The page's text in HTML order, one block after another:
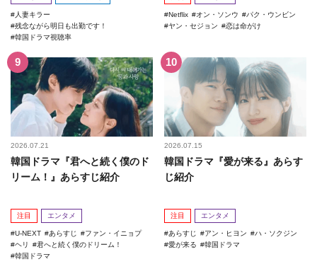
人妻キラー
残念ながら明日も出勤です！
韓国ドラマ視聴率
Netflix オン・ソンウ
パク・ウンビン
ヤン・セジョン
恋は命がけ
2026.07.21
韓国ドラマ『君へと続く僕のド
リーム！』あらすじ紹介
注目 エンタメ
U-NEXT あらすじ
ファン・イニョプ
ヘリ
君へと続く僕のドリーム！
韓国ドラマ
2026.07.15
韓国ドラマ『愛が来る』あらす
じ紹介
注目 エンタメ
あらすじ アン・ヒヨン
ハ・ソクジン
愛が来る
韓国ドラマ